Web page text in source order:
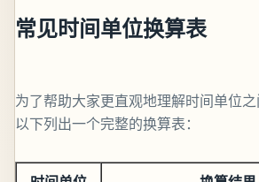
常见时间单位换算表
为了帮助大家更直观地理解时间单位之
以下列出一个完整的换算表：